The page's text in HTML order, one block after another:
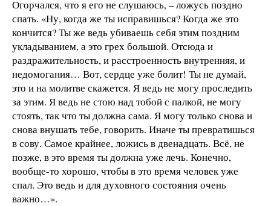
Огорчался, что я его не слушаюсь, – ложусь поздно
спать. «Ну, когда же ты исправишься? Когда же это
кончится? Ты же ведь убиваешь себя этим поздним
укладыванием, а это грех большой. Отсюда и
раздражительность, и расстроенность внутренняя, и
недомогания… Вот, сердце уже болит! Ты не думай,
это и на молитве скажется. Я ведь не могу проследить
за этим. Я ведь не стою над тобой с палкой, не могу
стоять, так что ты должна сама. Я могу только снова и
снова внушать тебе, говорить. Иначе ты превратишься
в сову. Самое крайнее, ложись в двенадцать. Всё, не
позже, в это время ты должна уже лечь. Конечно,
вообще-то хорошо, чтобы в это время человек уже
спал. Это ведь и для духовного состояния очень
важно…».